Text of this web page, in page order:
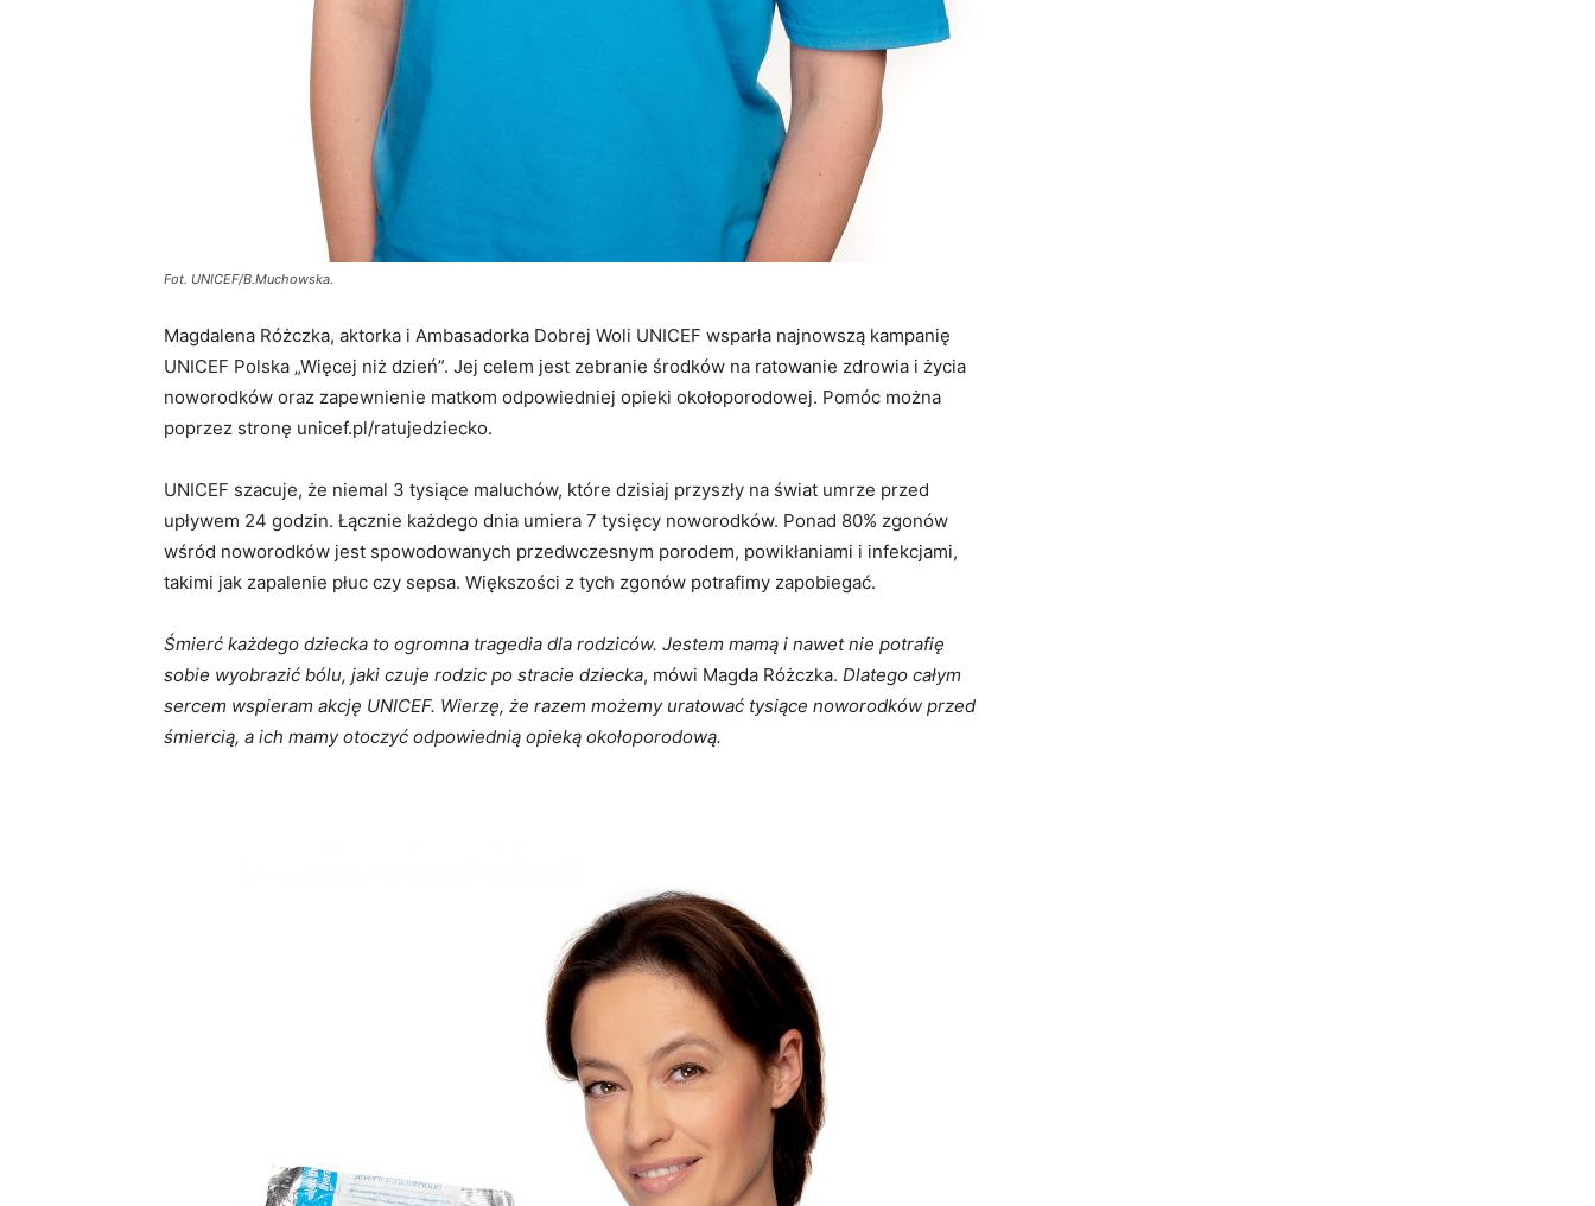
Fot. UNICEF/B.Muchowska.
Magdalena Różczka, aktorka i Ambasadorka Dobrej Woli UNICEF wsparła najnowszą kampanię
UNICEF Polska „Więcej niż dzień”. Jej celem jest zebranie środków na ratowanie zdrowia i życia
noworodków oraz zapewnienie matkom odpowiedniej opieki okołoporodowej. Pomóc można
poprzez stronę unicef.pl/ratujedziecko.
UNICEF szacuje, że niemal 3 tysiące maluchów, które dzisiaj przyszły na świat umrze przed
upływem 24 godzin. Łącznie każdego dnia umiera 7 tysięcy noworodków. Ponad 80% zgonów
wśród noworodków jest spowodowanych przedwczesnym porodem, powikłaniami i infekcjami,
takimi jak zapalenie płuc czy sepsa. Większości z tych zgonów potrafimy zapobiegać.
Śmierć każdego dziecka to ogromna tragedia dla rodziców. Jestem mamą i nawet nie potrafię
sobie wyobrazić bólu, jaki czuje rodzic po stracie dziecka, mówi Magda Różczka. Dlatego całym
sercem wspieram akcję UNICEF. Wierzę, że razem możemy uratować tysiące noworodków przed
śmiercią, a ich mamy otoczyć odpowiednią opieką okołoporodową.